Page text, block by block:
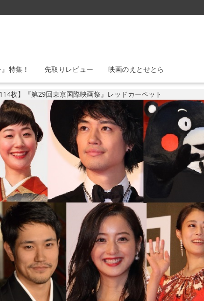
特集！ 先取りレビュー 映画のえとせとら
114枚】『第29回東京国際映画祭』レッドカーペット